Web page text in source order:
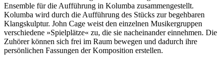
Ensemble für die Aufführung in Kolumba zusammengestellt.
Kolumba wird durch die Aufführung des Stücks zur begehbaren
Klangskulptur. John Cage weist den einzelnen Musikergruppen
verschiedene »Spielplätze« zu, die sie nacheinander einnehmen. Die
Zuhörer können sich frei im Raum bewegen und dadurch ihre
persönlichen Fassungen der Komposition erstellen.